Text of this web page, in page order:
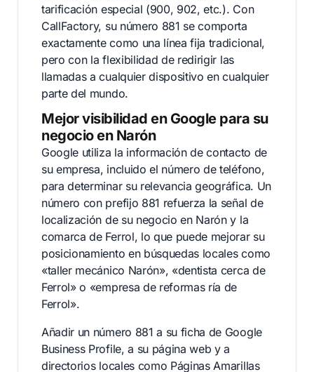
tarificación especial (900, 902, etc.). Con
CallFactory, su número 881 se comporta
exactamente como una línea fija tradicional,
pero con la flexibilidad de redirigir las
llamadas a cualquier dispositivo en cualquier
parte del mundo.
Mejor visibilidad en Google para su
negocio en Narón
Google utiliza la información de contacto de
su empresa, incluido el número de teléfono,
para determinar su relevancia geográfica. Un
número con prefijo 881 refuerza la señal de
localización de su negocio en Narón y la
comarca de Ferrol, lo que puede mejorar su
posicionamiento en búsquedas locales como
«taller mecánico Narón», «dentista cerca de
Ferrol» o «empresa de reformas ría de
Ferrol».
Añadir un número 881 a su ficha de Google
Business Profile, a su página web y a
directorios locales como Páginas Amarillas